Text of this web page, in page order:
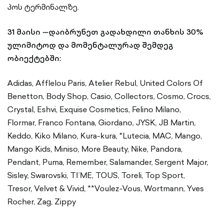
პოს ტერმინალზე.
31 მაისი —დაიბრუნეთ გადახდილი თანხის 30%
ულიმიტოდ და მომენტალურად შემდეგ
ობიექტებში:
Adidas, Afflelou Paris, Atelier Rebul, United Colors Of
Benetton, Body Shop, Casio, Collectors, Cosmo, Crocs,
Crystal, Eshvi, Exquise Cosmetics, Felino Milano,
Flormar, Franco Fontana, Giordano, JYSK, JB Martin,
Keddo, Kiko Milano, Kura-kura, *Lutecia, MAC, Mango,
Mango Kids, Miniso, More Beauty, Nike, Pandora,
Pendant, Puma, Remember, Salamander, Sergent Major,
Sisley, Swarovski, TI’ME, TOUS, Toreli, Top Sport,
Tresor, Velvet & Vivid, **Voulez-Vous, Wortmann, Yves
Rocher, Zag, Zippy